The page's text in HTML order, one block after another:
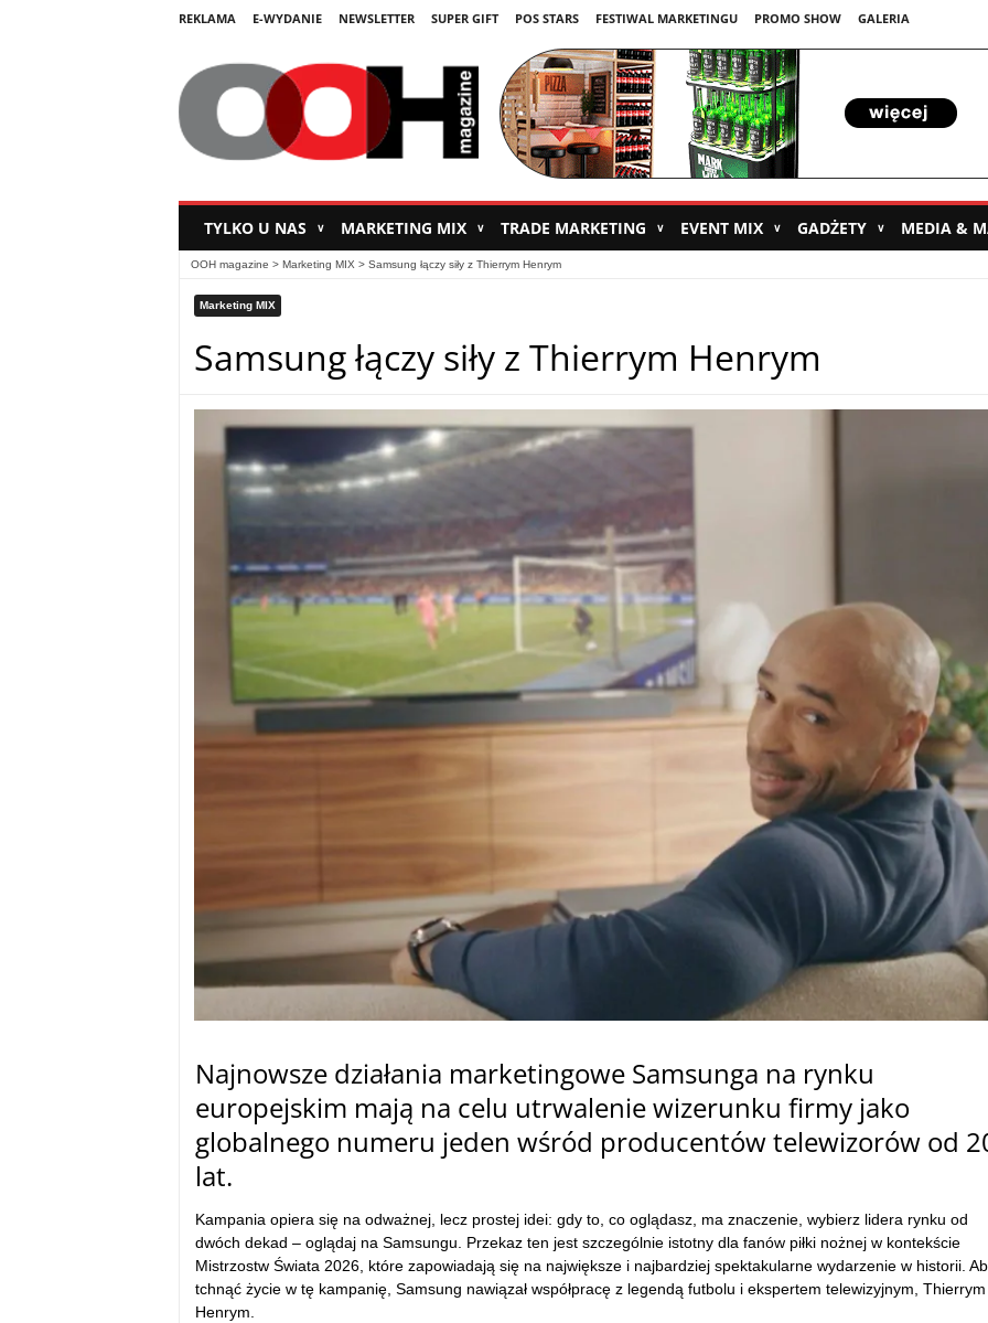
REKLAMA E-WYDANIE NEWSLETTER SUPER GIFT POS STARS FESTIWAL MARKETINGU PROMO SHOW GALERIA
TYLKO U NAS ∨ MARKETING MIX ∨ TRADE MARKETING ∨ EVENT MIX ∨ GADŻETY ∨ MEDIA &
OOH magazine > Marketing MIX> Samsung łączy siły z Thierrym Henrym
Marketing MIX
Samsung łączy siły z Thierrym Henrym
Najnowsze działania marketingowe Samsunga na rynku
europejskim mają na celu utrwalenie wizerunku firmy jako
globalnego numeru jeden wśród producentów telewizorów od
lat.
Kampania opiera się na odważnej, lecz prostej idei: gdy to, co oglądasz, ma znaczenie, wybierz lidera rynku od
dwóch dekad – oglądaj na Samsungu. Przekaz ten jest szczególnie istotny dla fanów piłki nożnej w kontekście
Mistrzostw Świata 2026, które zapowiadają się na największe i najbardziej spektakularne wydarzenie w historii.
tchnąć życie w tę kampanię, Samsung nawiązał współpracę z legendą futbolu i ekspertem telewizyjnym, Thierrym
Henrym.